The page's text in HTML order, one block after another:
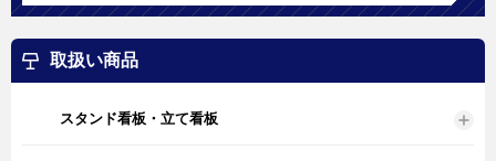
取扱い商品
スタンド看板・立て看板